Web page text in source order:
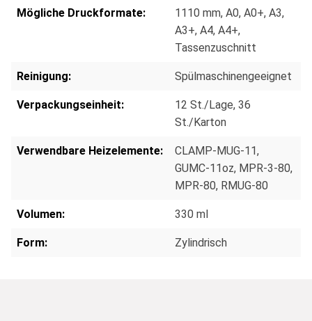
Mögliche Druckformate: 1110 mm, A0, A0+, A3,
A3+, A4, A4+,
Tassenzuschnitt
Reinigung: Spülmaschinengeeignet
Verpackungseinheit: 12 St./Lage, 36
St./Karton
Verwendbare Heizelemente: CLAMP-MUG-11,
GUMC-11oz, MPR-3-80,
MPR-80, RMUG-80
Volumen: 330 ml
Form: Zylindrisch